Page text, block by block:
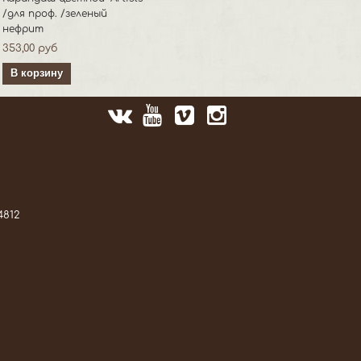
/для проф. /зеленый
нефрит
353,00 руб
В корзину